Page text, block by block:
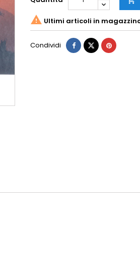
 Ultimi articoli in
Condividi